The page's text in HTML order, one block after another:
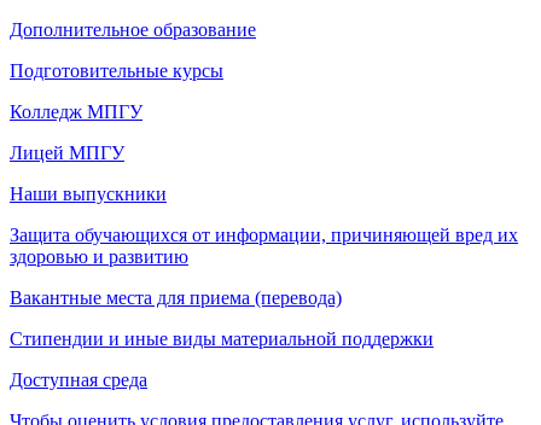
Дополнительное образование
Подготовительные курсы
Колледж МПГУ
Лицей МПГУ
Наши выпускники
Защита обучающихся от информации, причиняющей вред их
здоровью и развитию
Вакантные места для приема (перевода)
Стипендии и иные виды материальной поддержки
Доступная среда
Чтобы оценить условия предоставления услуг, используйте